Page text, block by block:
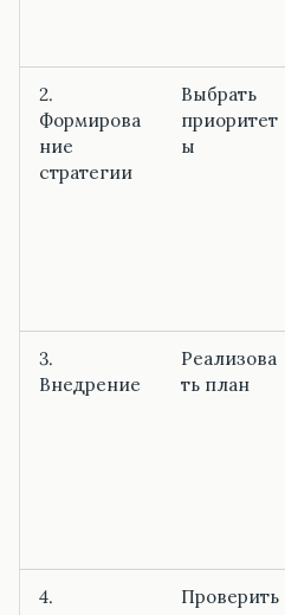
2.
Формирова
ние
стратегии
Выбрать
приоритет
ы
3.
Внедрение
Реализова
ть план
4.
Проверить